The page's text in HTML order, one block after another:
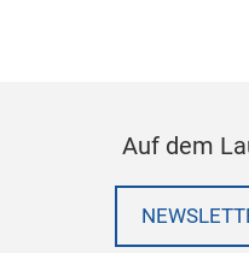
Auf dem